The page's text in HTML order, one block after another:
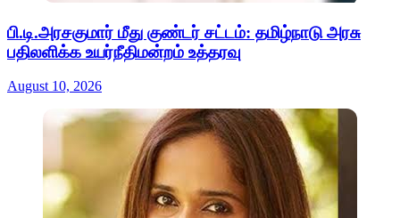
பி.டி.அரசகுமார் மீது குண்டர் சட்டம்: தமிழ்நாடு அரசு
பதிலளிக்க உயர்நீதிமன்றம் உத்தரவு
August 10, 2026